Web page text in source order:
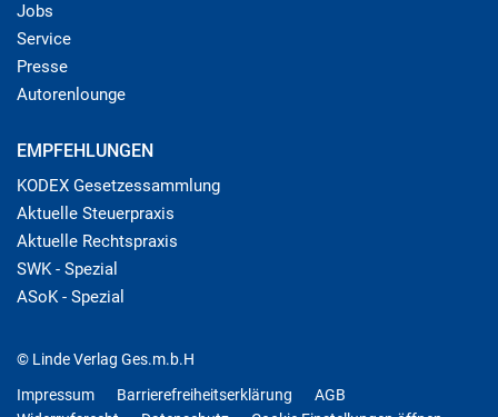
Jobs
Service
Presse
Autorenlounge
EMPFEHLUNGEN
KODEX Gesetzessammlung
Aktuelle Steuerpraxis
Aktuelle Rechtspraxis
SWK - Spezial
ASoK - Spezial
© Linde Verlag Ges.m.b.H
Impressum
Barrierefreiheitserklärung
AGB